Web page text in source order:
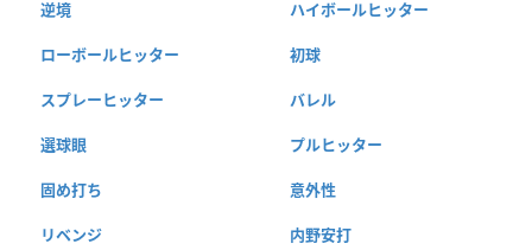
逆境 ハイボールヒッター
ローボールヒッター 初球
スプレーヒッター バレル
選球眼 プルヒッター
固め打ち 意外性
リベンジ 内野安打